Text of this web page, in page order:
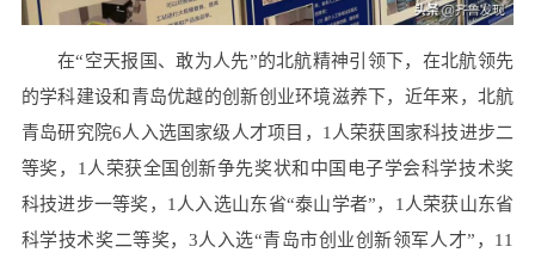
在“空天报国、敢为人先”的北航精神引领下，在北航领先
的学科建设和青岛优越的创新创业环境滋养下，近年来，北航
青岛研究院6人入选国家级人才项目，1人荣获国家科技进步二
等奖，1人荣获全国创新争先奖状和中国电子学会科学技术奖
科技进步一等奖，1人入选山东省“泰山学者”，1人荣获山东省
科学技术奖二等奖，3人入选“青岛市创业创新领军人才”，11